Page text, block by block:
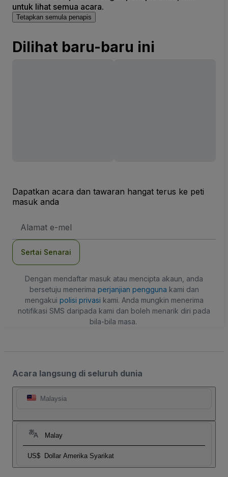
untuk lihat semua acara.
Tetapkan semula penapis
Dilihat baru-baru ini
Dapatkan acara dan tawaran hangat terus ke peti
masuk anda
E-
Sertai Senarai
Dengan mendaftar masuk atau mencipta akaun, anda
bersetuju menerima perjanjian pengguna kami dan
mengakui polisi privasi kami. Anda mungkin menerima
notifikasi SMS daripada kami dan boleh menarik diri pada
bila-bila masa.
Acara langsung di seluruh dunia
Malaysia
Malay
US$ Dollar Amerika Syarikat